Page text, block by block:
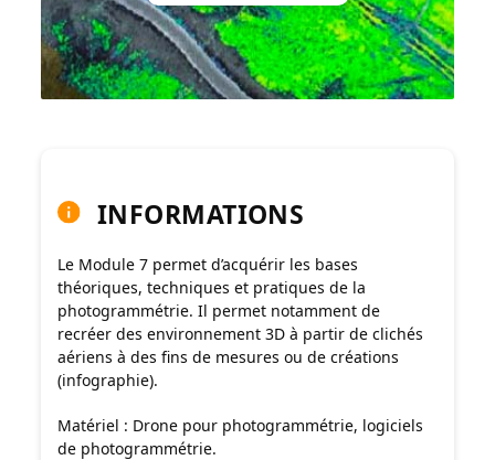
INFORMATIONS
Le Module 7 permet d’acquérir les bases
théoriques, techniques et pratiques de la
photogrammétrie. Il permet notamment de
recréer des environnement 3D à partir de clichés
aériens à des fins de mesures ou de créations
(infographie).
Matériel : Drone pour photogrammétrie, logiciels
de photogrammétrie.